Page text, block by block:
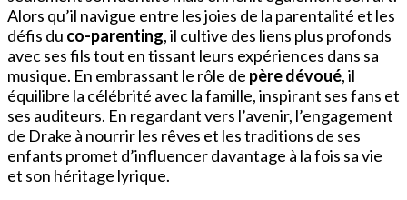
Alors qu’il navigue entre les joies de la parentalité et les
défis du co-parenting, il cultive des liens plus profonds
avec ses fils tout en tissant leurs expériences dans sa
musique. En embrassant le rôle de père dévoué, il
équilibre la célébrité avec la famille, inspirant ses fans et
ses auditeurs. En regardant vers l’avenir, l’engagement
de Drake à nourrir les rêves et les traditions de ses
enfants promet d’influencer davantage à la fois sa vie
et son héritage lyrique.